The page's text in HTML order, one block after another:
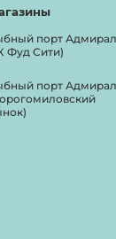
порт Адмирал
Фуд Сити)
порт Адмирал